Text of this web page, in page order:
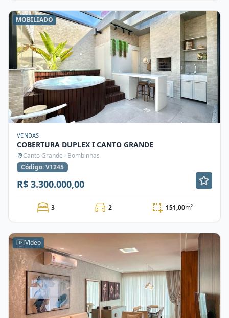
MOBILIADO
VENDAS
COBERTURA DUPLEX I CANTO GRANDE
Canto Grande · Bombinhas
Código: V1245
R$ 3.300.000,00
3 2 151,00m²
Vídeo